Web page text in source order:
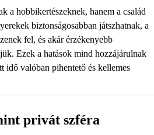
a hobbikertészeknek, hanem a család
biztonságosabban játszhatnak, a
fel, és akár érzékenyebb
Ezek a hatások mind hozzájárulnak
idő valóban pihentető és kellemes
privát szféra